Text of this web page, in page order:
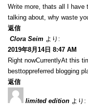
Write more, thats all I have
talking about, why waste
返信
Clora Seim より:
2019年8月14日 8:47 AM
Right nowCurrentlyAt this
besttoppreferred blogging
返信
limited edition より: